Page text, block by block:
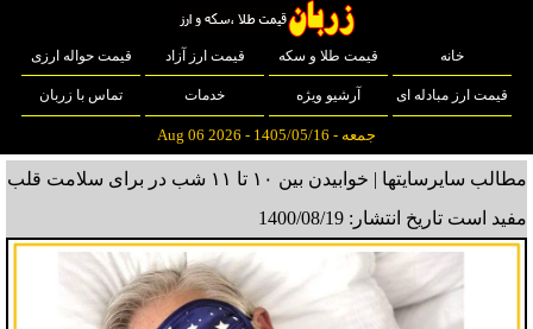
خانه قیمت طلا و سکه قیمت ارز آزاد قیمت حواله ارزی
قیمت ارز مبادله ای آرشیو ویژه خدمات تماس با زربان
جمعه - 1405/05/16 - Aug 06 2026
مطالب سایرسایتها | خوابیدن بین ۱۰ تا ۱۱ شب در برای سلامت قلب
مفید است تاریخ انتشار: 1400/08/19